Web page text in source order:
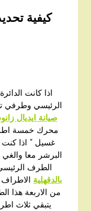
كيفية
اذا كانت
الرئيسي وطرفي
صيانة ايديال
محرك خمسة
غسيل ” اذا
البرشر معا
الطرف
بالدقهلية
من الاربعة هذا
يتبقي ثلاث